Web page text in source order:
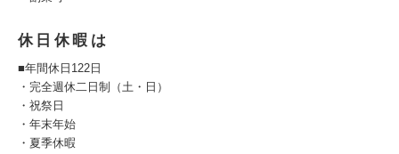
休日休暇は
■年間休日122日
・完全週休二日制（土・日）
・祝祭日
・年末年始
・夏季休暇